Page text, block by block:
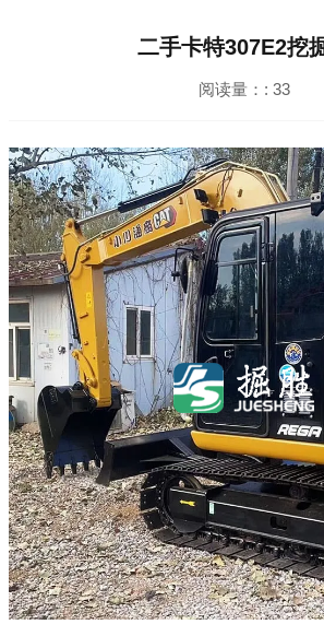
二手卡特307E2挖
阅读量：: 33